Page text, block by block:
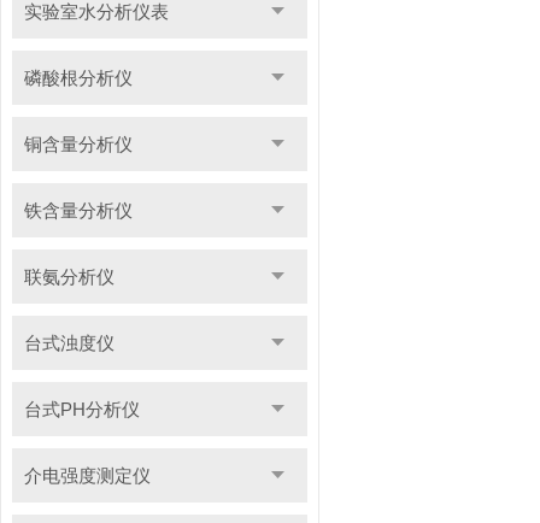
实验室水分析仪表
磷酸根分析仪
铜含量分析仪
铁含量分析仪
联氨分析仪
台式浊度仪
台式PH分析仪
介电强度测定仪